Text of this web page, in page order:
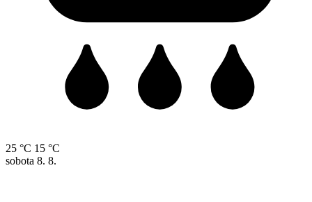
25 °C 15 °C
sobota 8. 8.